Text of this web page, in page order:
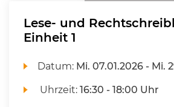
Lese- und
Einheit 1
Datum: Mi. 07.01.2026 - Mi.
Uhrzeit:16:30 - 18:00 Uhr